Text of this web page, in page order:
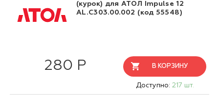
(курок) для АТОЛ Impulse 12
AL.C303.00.002 (код 55548)
280 Р В КОРЗИНУ
Доступно: 217 шт.